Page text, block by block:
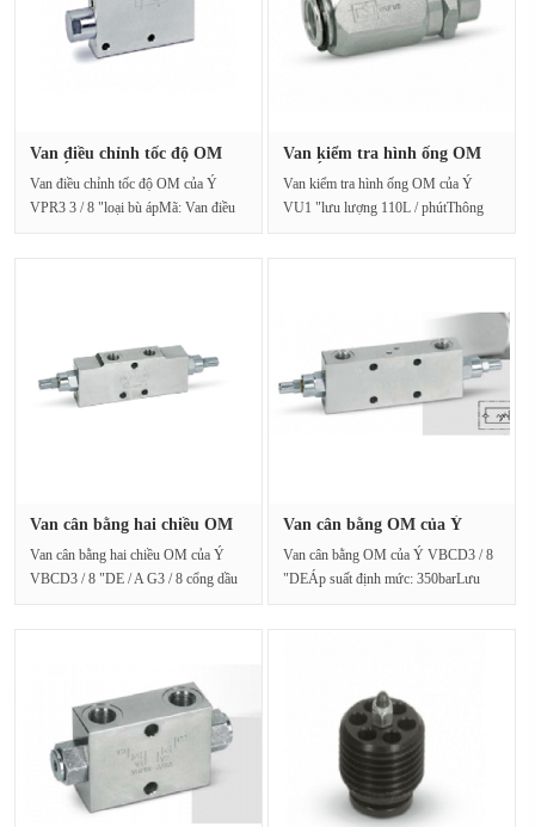
Van điều chỉnh tốc độ OM
Van điều chỉnh tốc độ OM của Ý
VPR3 3 / 8 "loại bù ápMã: Van điều
Van kiểm tra hình ống OM
Van kiểm tra hình ống OM của Ý
VU1 "lưu lượng 110L / phútThông
Van cân bằng hai chiều OM
Van cân bằng hai chiều OM của Ý
VBCD3 / 8 "DE / A G3 / 8 cổng dầu
Van cân bằng OM của Ý
Van cân bằng OM của Ý VBCD3 / 8
"DEÁp suất định mức: 350barLưu